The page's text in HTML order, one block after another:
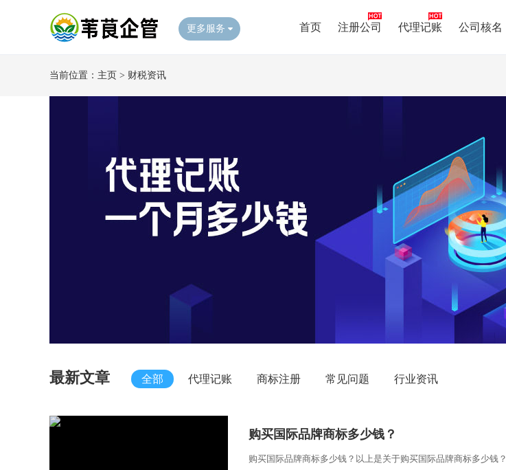
更多服务 首页 注册公司 代理记账 公司核名
当前位置： 主页 > 财税资讯
最新文章 全部 代理记账 商标注册 常见问题 行业资讯
​购买国际品牌商标多少钱？
购买国际品牌商标多少钱？以上是关于购买国际品牌商标多少钱？